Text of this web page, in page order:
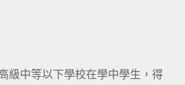
級中等以下學校在學中學生，得